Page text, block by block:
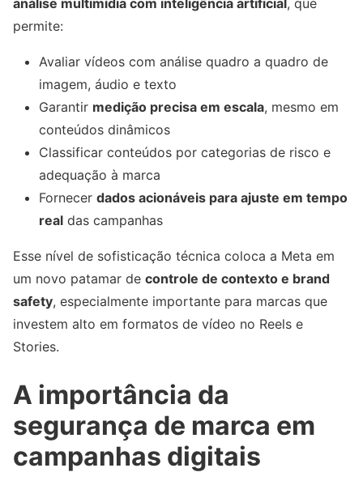
análise multimídia com inteligência artificial , que
permite:
Avaliar vídeos com análise quadro a quadro de
imagem, áudio e texto
Garantir medição precisa em escala, mesmo em
conteúdos dinâmicos
Classificar conteúdos por categorias de risco e
adequação à marca
Fornecer dados acionáveis para ajuste em tempo
real das campanhas
Esse nível de sofisticação técnica coloca a Meta em
um novo patamar de controle de contexto e brand
safety, especialmente importante para marcas que
investem alto em formatos de vídeo no Reels e
Stories.
A importância da
segurança de marca em
campanhas digitais